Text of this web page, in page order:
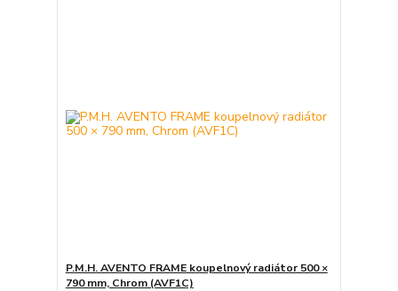
P.M.H. AVENTO FRAME koupelnový radiátor 500 ×
790 mm, Chrom (AVF1C)